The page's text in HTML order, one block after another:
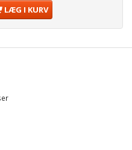
LÆG I KURV